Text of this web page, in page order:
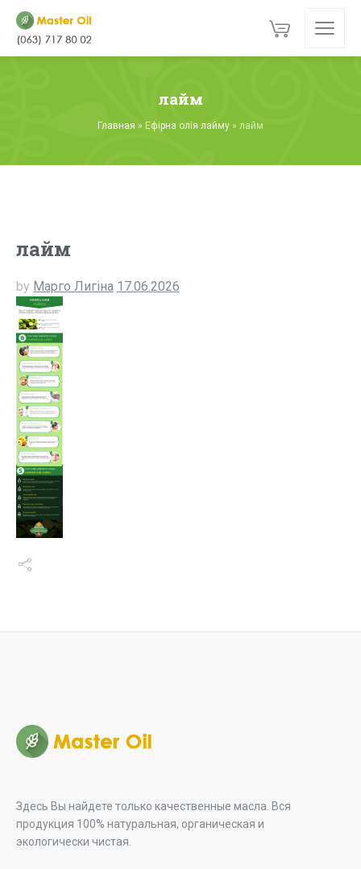
лайм
Главная » Ефірна олія лайму » лайм
лайм
by Марго Лигіна 17.06.2026
Здесь Вы найдете только качественные масла. Вся
продукция 100% натуральная, органическая и
экологически чистая.